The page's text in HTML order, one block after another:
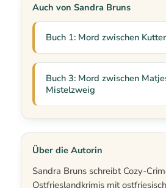
Auch von Sandra Bruns
Buch 1: Mord zwischen
Buch 3: Mord zwischen
Mistelzweig
Über die Autorin
Sandra Bruns schreibt Cozy-
Ostfrieslandkrimis mit